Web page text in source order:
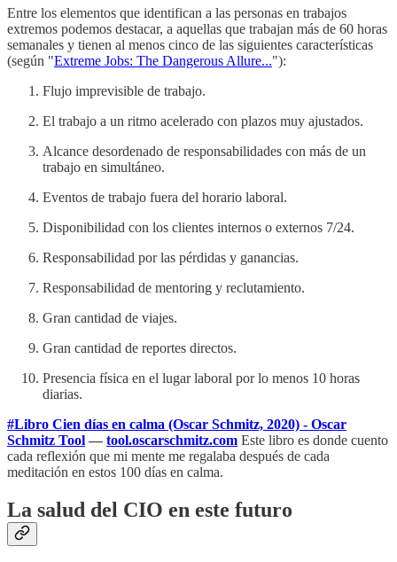
Entre los elementos que identifican a las personas en trabajos
extremos podemos destacar, a aquellas que trabajan más de 60 horas
semanales y tienen al menos cinco de las siguientes características
(según "Extreme Jobs: The Dangerous Allure..."):
Flujo imprevisible de trabajo.
El trabajo a un ritmo acelerado con plazos muy ajustados.
Alcance desordenado de responsabilidades con más de un
trabajo en simultáneo.
Eventos de trabajo fuera del horario laboral.
Disponibilidad con los clientes internos o externos 7/24.
Responsabilidad por las pérdidas y ganancias.
Responsabilidad de mentoring y reclutamiento.
Gran cantidad de viajes.
Gran cantidad de reportes directos.
Presencia física en el lugar laboral por lo menos 10 horas
diarias.
#Libro Cien días en calma (Oscar Schmitz, 2020) - Oscar
Schmitz Tool — tool.oscarschmitz.com Este libro es donde cuento
cada reflexión que mi mente me regalaba después de cada
meditación en estos 100 días en calma.
La salud del CIO en este futuro